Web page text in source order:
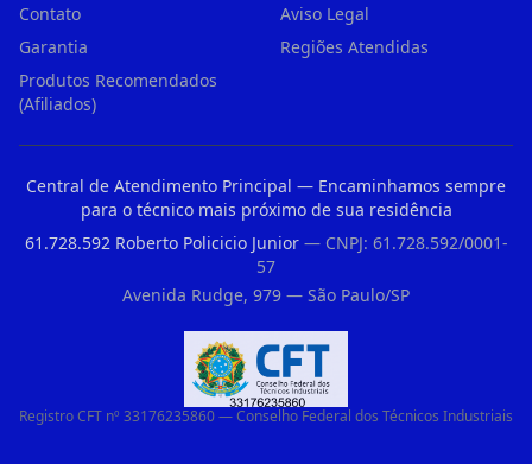
Contato
Aviso Legal
Garantia
Regiões Atendidas
Produtos Recomendados
(Afiliados)
Central de Atendimento Principal — Encaminhamos sempre
para o técnico mais próximo de sua residência
61.728.592 Roberto Policicio Junior— CNPJ: 61.728.592/0001-
57
Avenida Rudge, 979 — São Paulo/SP
Registro CFT nº 33176235860 — Conselho Federal dos Técnicos Industriais